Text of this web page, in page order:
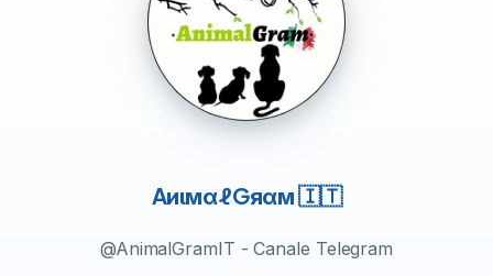
AиιмαℓGяαм 🇮🇹
@AnimalGramIT - Canale Telegram